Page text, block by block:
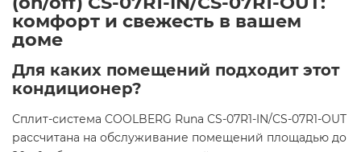
комфорт и свежесть в вашем
доме ️
Для каких помещений подходит этот
кондиционер?
Сплит-система COOLBERG Runa CS-07R1-IN/CS-07R1-OUT
рассчитана на обслуживание помещений площадью до